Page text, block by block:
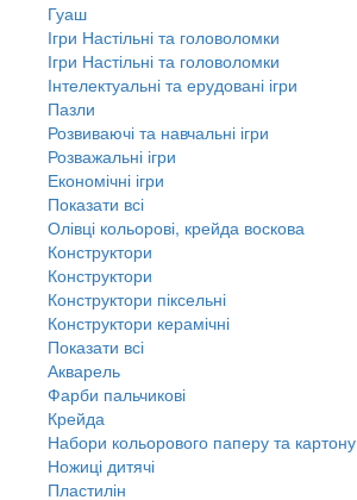
Гуаш
Ігри Настільні та головоломки
Ігри Настільні та головоломки
Інтелектуальні та ерудовані ігри
Пазли
Розвиваючі та навчальні ігри
Розважальні ігри
Економічні ігри
Показати всі
Олівці кольорові, крейда воскова
Конструктори
Конструктори
Конструктори піксельні
Конструктори керамічні
Показати всі
Акварель
Фарби пальчикові
Крейда
Набори кольорового паперу та картону
Ножиці дитячі
Пластилін